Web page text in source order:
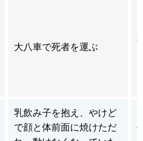
大八車で死者を運ぶ
乳飲み子を抱え、やけど
で顔と体前面に焼けただ